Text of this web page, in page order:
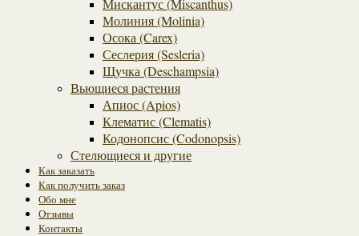
Мискантус (Miscanthus)
Молиния (Molinia)
Осока (Carex)
Сеслерия (Sesleria)
Щучка (Deschampsia)
Вьющиеся растения
Апиос (Apios)
Клематис (Clematis)
Кодонопсис (Codonopsis)
Стелющиеся и другие
Как заказать
Как получить заказ
Обо мне
Отзывы
Контакты